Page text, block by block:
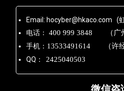
Email: hocyber@hkaco.com (
电话：
400 999 3848 （广
手机： 13533491614 （许经
QQ： 2425040503